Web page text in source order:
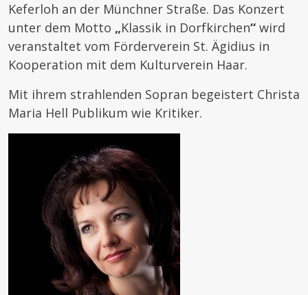
Keferloh an der Münchner Straße. Das Konzert
unter dem Motto „Klassik in Dorfkirchen“ wird
veranstaltet vom Förderverein St. Ägidius in
Kooperation mit dem Kulturverein Haar.
Mit ihrem strahlenden Sopran begeistert Christa
Maria Hell Publikum wie Kritiker.